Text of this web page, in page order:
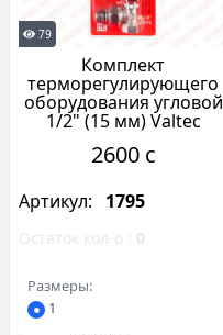
79
Комплект
терморегулирующего
оборудования угловой
1/2" (15 мм) Valtec
2600 c
Артикул: 1795
Остаток кол-о : 0
Размеры:
1